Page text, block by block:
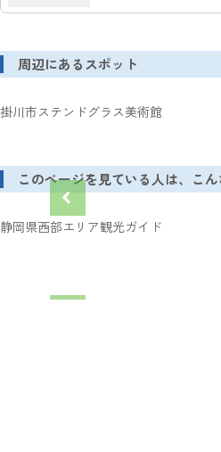
周辺にあるスポット
掛川市ステンドグラス美術館
このページを見ている人は、こ
静岡県西部エリア観光ガイド